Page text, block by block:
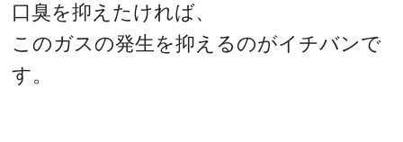
口臭を抑えたければ、
このガスの発生を抑えるのがイチバンで
す。